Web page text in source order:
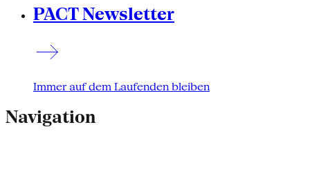
PACT Newsletter
Immer auf dem Laufenden bleiben
Navigation